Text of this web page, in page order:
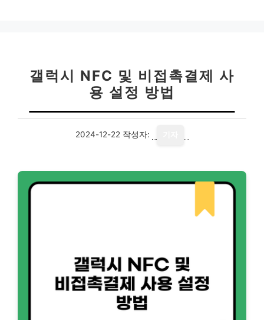
갤럭시 NFC 및 비접촉결제 사
용 설정 방법
2024-12-22 작성자: